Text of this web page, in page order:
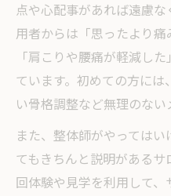
点や心配事があれば遠慮
用者からは「思ったより痛
「肩こりや腰痛が軽減し
ています。初めての方に
い骨格調整など無理のない
また、整体師がやっては
てもきちんと説明がある
回体験や見学を利用して